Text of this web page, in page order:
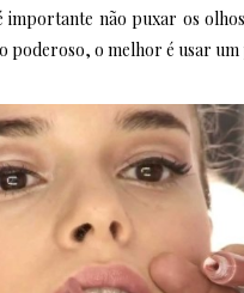
importante não puxar os
poderoso, o melhor é usar um